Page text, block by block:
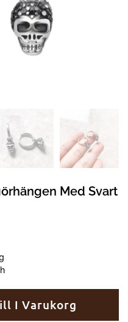
Med Svart
I Varukorg